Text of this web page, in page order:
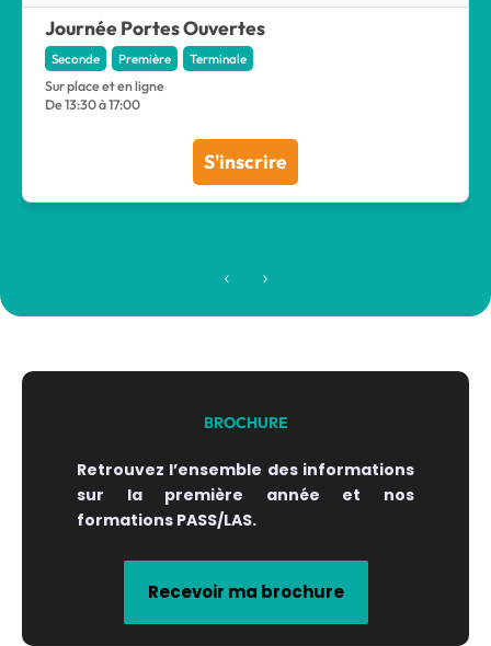
Journée Portes Ouvertes
Seconde Première
Terminale
Sur place et en ligne
De 13:30 à 17:00
S'inscrire
‹ ›
BROCHURE
Retrouvez l’ensemble des informations
sur la première année et nos
formations PASS/LAS.
Recevoir ma brochure